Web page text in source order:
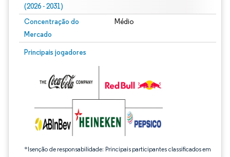
(2026 - 2031)
Concentração do
Mercado
Médio
Principais jogadores
*Isenção de responsabilidade: Principais participantes classificados em
Imagem © Mordor Intelligence. O reuso requer atribuição conforme CC BY 4.0.